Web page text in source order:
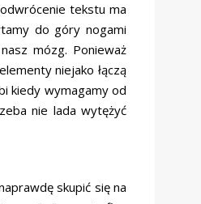
tekstu ma
do góry nogami
mózg. Ponieważ
niejako łączą
kiedy wymagamy od
nie lada wytężyć
skupić się na